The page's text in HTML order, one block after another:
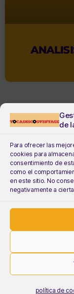
de
Para ofrecer las
cookies para
consentimiento de
como el
en este sitio. No
negativamente a
política de